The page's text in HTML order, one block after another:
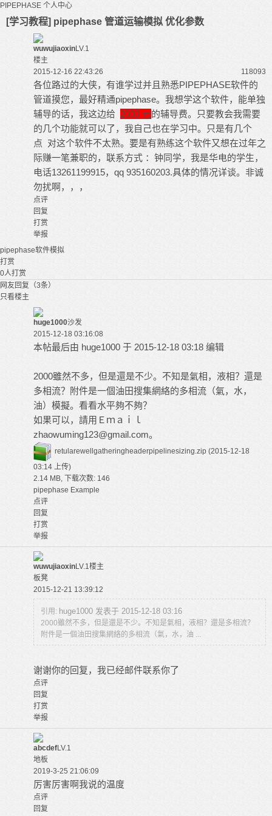
PIPEPHASE 个人中心
[学习教程] pipephase 管道运输模拟 优化参数
wuwujiaoxinLV.1
楼主
2015-12-16 22:43:26
118093
各位路过的大侠，有谁学过并且熟悉PIPEPHASE软件的
管道摸您，最好精通pipephase。我想学这个软件，能单独
辅导的话，我这边给 2000 元的辅导费。只要教会我需要
的几个功能就可以了，我自己也在学习中。只是有几个
点 对这个软件不太熟。要是有熟练这个软件又想在过年之
际赚一笔兼职的，联系方式 ：钟同学，我是华电的学生，
电话13261199915，qq 935160203.具体的情况详谈。非诚
勿扰啊，，，
点评
回复
打赏
举报
pipephase软件模拟
打赏
0人打赏
网友回复（3条）
只看楼主
huge1000沙发
2015-12-18 03:16:08
本帖最后由 huge1000 于 2015-12-18 03:18 编辑
2000雖然不多，但是還是不少。不知是氣相，液相？還是
多相流？附件是一個油田搜集網絡的多相流（氣，水，
油）模擬。看看水平夠不夠？
如果可以，請用Ｅｍａｉｌ
zhaowuming123@gmail.com。
retularewellgatheringheaderpipelinesizing.zip (2015-12-18
03:14 上传)
2.14 MB, 下载次数: 146
pipephase Example
点评
回复
打赏
举报
wuwujiaoxinLV.1楼主
板凳
2015-12-21 13:39:12
引用: huge1000 发表于 2015-12-18 03:16
2000雖然不多，但是還是不少。不知是氣相，液相？還是多相流？
附件是一個油田搜集網絡的多相流（氣，水，油 ...
谢谢你的回复，我已经邮件联系你了
点评
回复
打赏
举报
abcdefLV.1
地板
2019-3-25 21:06:09
厉害厉害啊我说的温度
点评
回复